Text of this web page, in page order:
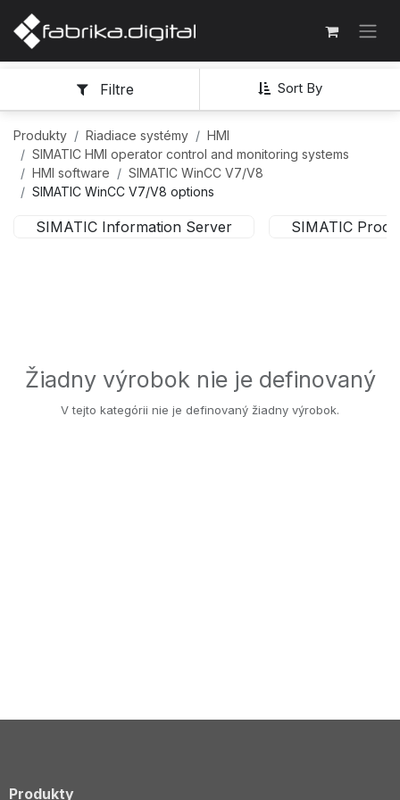
Sort By
Filtre
Produkty Riadiace systémy
HMI
SIMATIC HMI operator control and monitoring systems
HMI software
SIMATIC WinCC V7/V8
SIMATIC WinCC V7/V8 options
SIMATIC Information Server SIMATIC
Žiadny výrobok nie je definovaný
V tejto kategórii nie je definovaný žiadny výrobok.
Produkty